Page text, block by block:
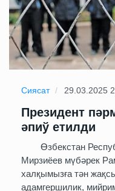
Сиясат 29.03.2025
Президент
әпиў етилди
Өзбекстан
Мирзиёев мүбәрек
халқымызға тән
адамгершилик,